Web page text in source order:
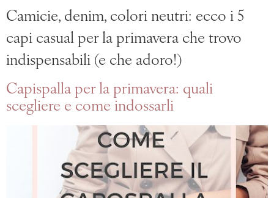
Camicie, denim, colori neutri: ecco i 5
capi casual per la primavera che trovo
indispensabili (e che adoro!)
Capispalla per la primavera: quali
scegliere e come indossarli